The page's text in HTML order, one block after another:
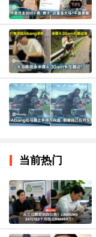
当前热门